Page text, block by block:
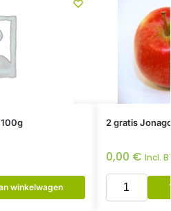
winkelwagen
2 gratis
0,00 € Incl.